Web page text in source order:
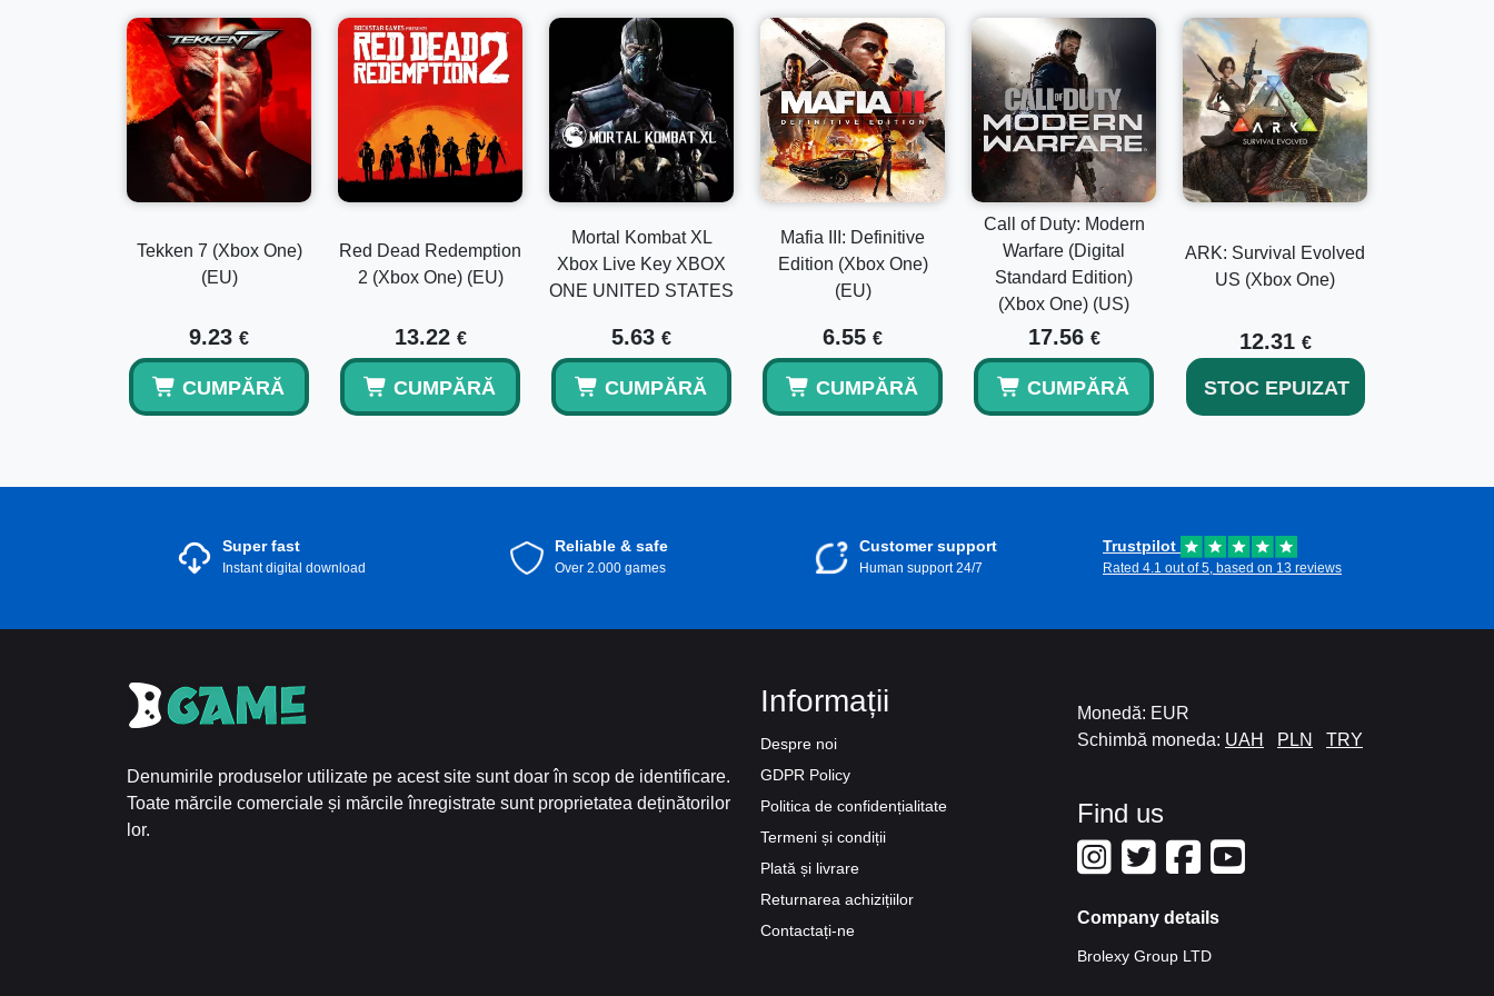
Tekken 7 (Xbox One)
(EU)
9.23 €
CUMPĂRĂ
Red Dead Redemption
2 (Xbox One) (EU)
13.22 €
CUMPĂRĂ
Mortal Kombat XL
Xbox Live Key XBOX
ONE UNITED STATES
5.63 €
CUMPĂRĂ
Mafia III: Definitive
Edition (Xbox One)
(EU)
6.55 €
CUMPĂRĂ
Call of Duty: Modern
Warfare (Digital
Standard Edition)
(Xbox One) (US)
17.56 €
CUMPĂRĂ
ARK: Survival Evolved
US (Xbox One)
12.31 €
STOC EPUIZAT
Super fast
Instant digital download
Reliable & safe
Over 2.000 games
Customer support
Human support 24/7
Trustpilot
Rated 4.1 out of 5, based on 13 reviews
Denumirile produselor utilizate pe acest site sunt doar în scop de identificare.
Toate mărcile comerciale și mărcile înregistrate sunt proprietatea deținătorilor
lor.
Informații
Despre noi
GDPR Policy
Politica de confidențialitate
Termeni și condiții
Plată și livrare
Returnarea achizițiilor
Contactați-ne
Monedă: EUR
Schimbă moneda: UAH PLN TRY
Find us
Company details
Brolexy Group LTD